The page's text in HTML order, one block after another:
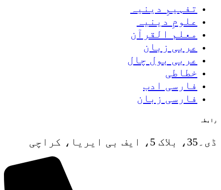
تفہیمِ دینیہ
علومِ دینیہ
معلم القرآن
عربی زبان
عربی بول چال
خطاطی
فارسی ادب
فارسی زبان
رابطہ
ڈی۔35، بلاک 5، ایف بی ایریا، کراچی